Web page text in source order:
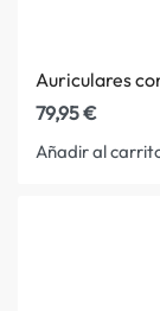
Auriculares
79,95€
Añadir al